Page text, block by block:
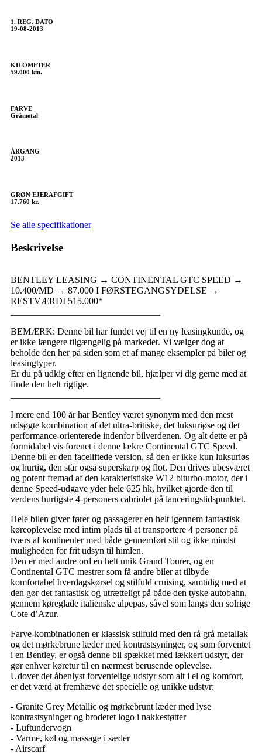
1. REG. DATO
19-08-2013
KILOMETER
59.000 km.
FARVE
Gråmetal
ÅRGANG
2013
GRØN EJERAFGIFT
17.760 kr.
Se alle specifikationer
Beskrivelse
BENTLEY LEASING → CONTINENTAL GTC SPEED →
10.400/MD → 87.000 I FØRSTEGANGSYDELSE →
RESTVÆRDI 515.000*
BEMÆRK: Denne bil har fundet vej til en ny leasingkunde, og
er ikke længere tilgængelig på markedet. Vi vælger dog at
beholde den her på siden som et af mange eksempler på biler og
leasingtyper.
Er du på udkig efter en lignende bil, hjælper vi dig gerne med at
finde den helt rigtige.
I mere end 100 år har Bentley været synonym med den mest
udsøgte kombination af det ultra-britiske, det luksuriøse og det
performance-orienterede indenfor bilverdenen. Og alt dette er på
formidabel vis forenet i denne lækre Continental GTC Speed.
Denne bil er den faceliftede version, så den er ikke kun luksuriøs
og hurtig, den står også superskarp og flot. Den drives ubesværet
og potent fremad af den karakteristiske W12 biturbo-motor, der i
denne Speed-udgave yder hele 625 hk, hvilket gjorde den til
verdens hurtigste 4-personers cabriolet på lanceringstidspunktet.
Hele bilen giver fører og passagerer en helt igennem fantastisk
køreoplevelse med intim plads til at transportere 4 personer på
tværs af kontinenter med både gennemført stil og ikke mindst
muligheden for frit udsyn til himlen.
Den er med andre ord en helt unik Grand Tourer, og en
Continental GTC mestrer som få andre biler at tilbyde
komfortabel hverdagskørsel og stilfuld cruising, samtidig med at
den gør det fantastisk og utrætteligt på både den tyske autobahn,
gennem køreglade italienske alpepas, såvel som langs den solrige
Cote d’Azur.
Farve-kombinationen er klassisk stilfuld med den rå grå metallak
og det mørkebrune læder med kontrastsyninger, og som forventet
i en Bentley, er også denne bil spækket med lækkert udstyr, der
gør enhver køretur til en nærmest berusende oplevelse.
Udover det åbenlyst forventelige udstyr som alt i el og komfort,
er det værd at fremhæve det specielle og unikke udstyr:
- Granite Grey Metallic og mørkebrunt læder med lyse
kontrastsyninger og broderet logo i nakkestøtter
- Luftundervogn
- Varme, køl og massage i sæder
- Airscarf